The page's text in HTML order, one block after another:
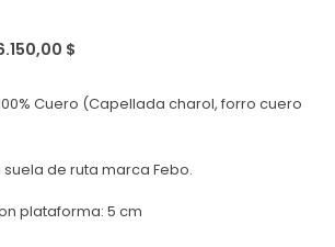
$
Cuero (Capellada charol, forro cuero
de ruta marca Febo.
plataforma: 5 cm